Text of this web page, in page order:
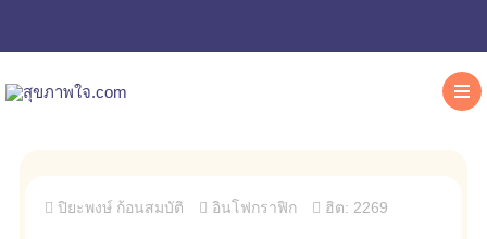
ปิยะพงษ์ ก้อนสมบัติ อินโฟกราฟิก ฮิต: 2269